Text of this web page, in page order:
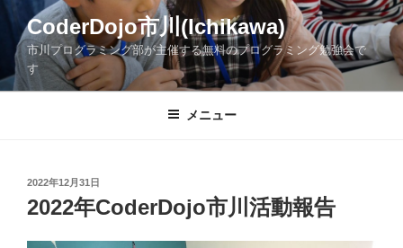
コ
ン
ツ
CoderDojo市川(Ichikawa)
市川プログラミング部が主催する無料のプログラミング勉強会で
す
メニュー
投
稿
日:
2022年12月31日
2022年CoderDojo市川活動報告